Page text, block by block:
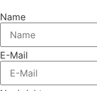
Name
E-Mail